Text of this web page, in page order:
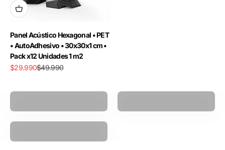
Panel Acústico Hexagonal • PET
• AutoAdhesivo • 30x30x1 cm •
Pack x12 Unidades 1 m2
Precio de oferta
$29.990Precio normal
$49.990